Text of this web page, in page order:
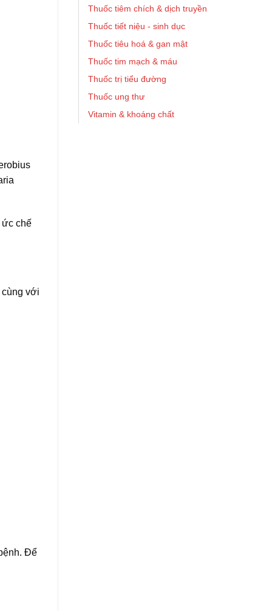
Thuốc tiêm chích & dịch truyền
Thuốc tiết niệu - sinh dục
Thuốc tiêu hoá & gan mật
Thuốc tim mạch & máu
Thuốc trị tiểu đường
Thuốc ung thư
Vitamin & khoáng chất
ức chế
cùng với
Để